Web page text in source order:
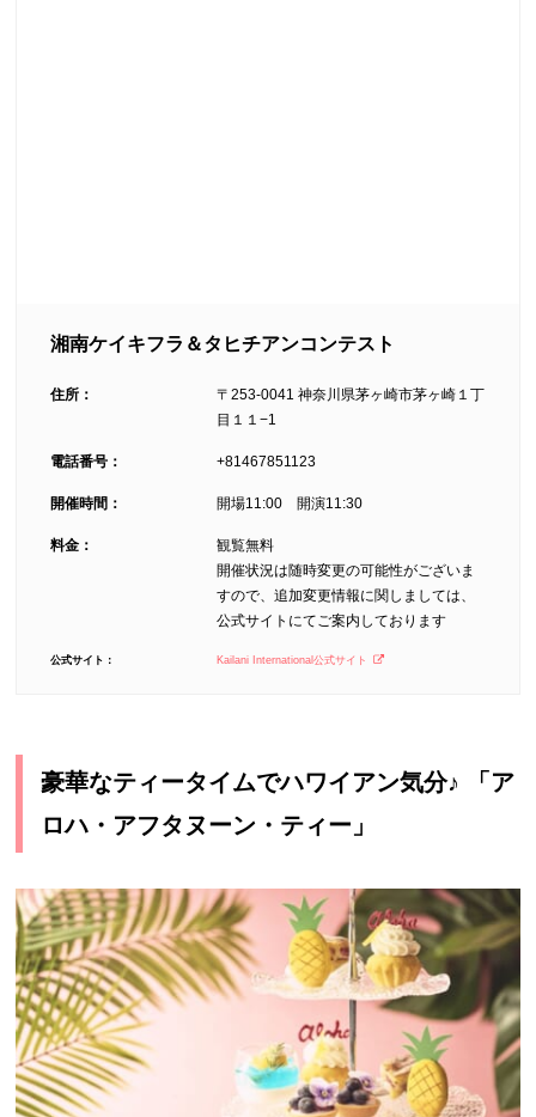
湘南ケイキフラ＆タヒチアンコンテスト
住所：
〒253-0041 神奈川県茅ヶ崎市茅ヶ崎１丁
目１１−1
電話番号： +81467851123
開催時間： 開場11:00 開演11:30
料金：
観覧無料
開催状況は随時変更の可能性がございま
すので、追加変更情報に関しましては、
公式サイトにてご案内しております
公式サイト： Kailani International公式サイト
豪華なティータイムでハワイアン気分♪ 「ア
ロハ・アフタヌーン・ティー」